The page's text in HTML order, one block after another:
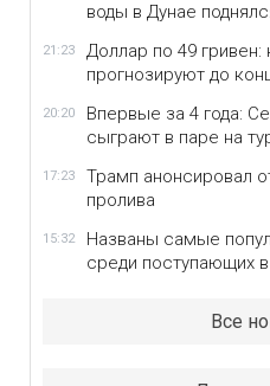
воды в Дунае
21:23
Доллар по 49
прогнозируют до
20:20
Впервые за 4 года:
сыграют в паре на
17:23
Трамп анонсировал
пролива
15:32
Названы самые
среди поступающих в
Все